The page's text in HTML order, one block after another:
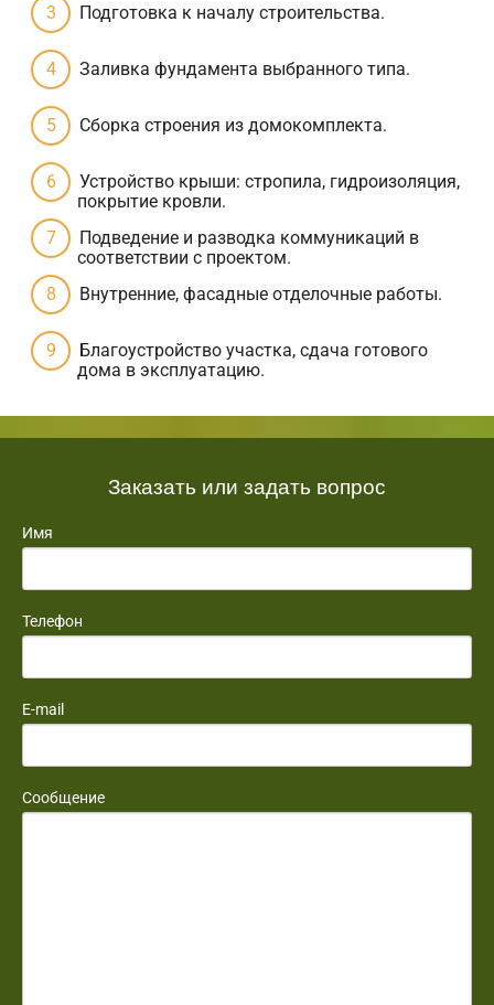
Подготовка к началу строительства.
Заливка фундамента выбранного типа.
Сборка строения из домокомплекта.
Устройство крыши: стропила, гидроизоляция,
покрытие кровли.
Подведение и разводка коммуникаций в
соответствии с проектом.
Внутренние, фасадные отделочные работы.
Благоустройство участка, сдача готового
дома в эксплуатацию.
Заказать или задать вопрос
Имя
Телефон
E-mail
Сообщение